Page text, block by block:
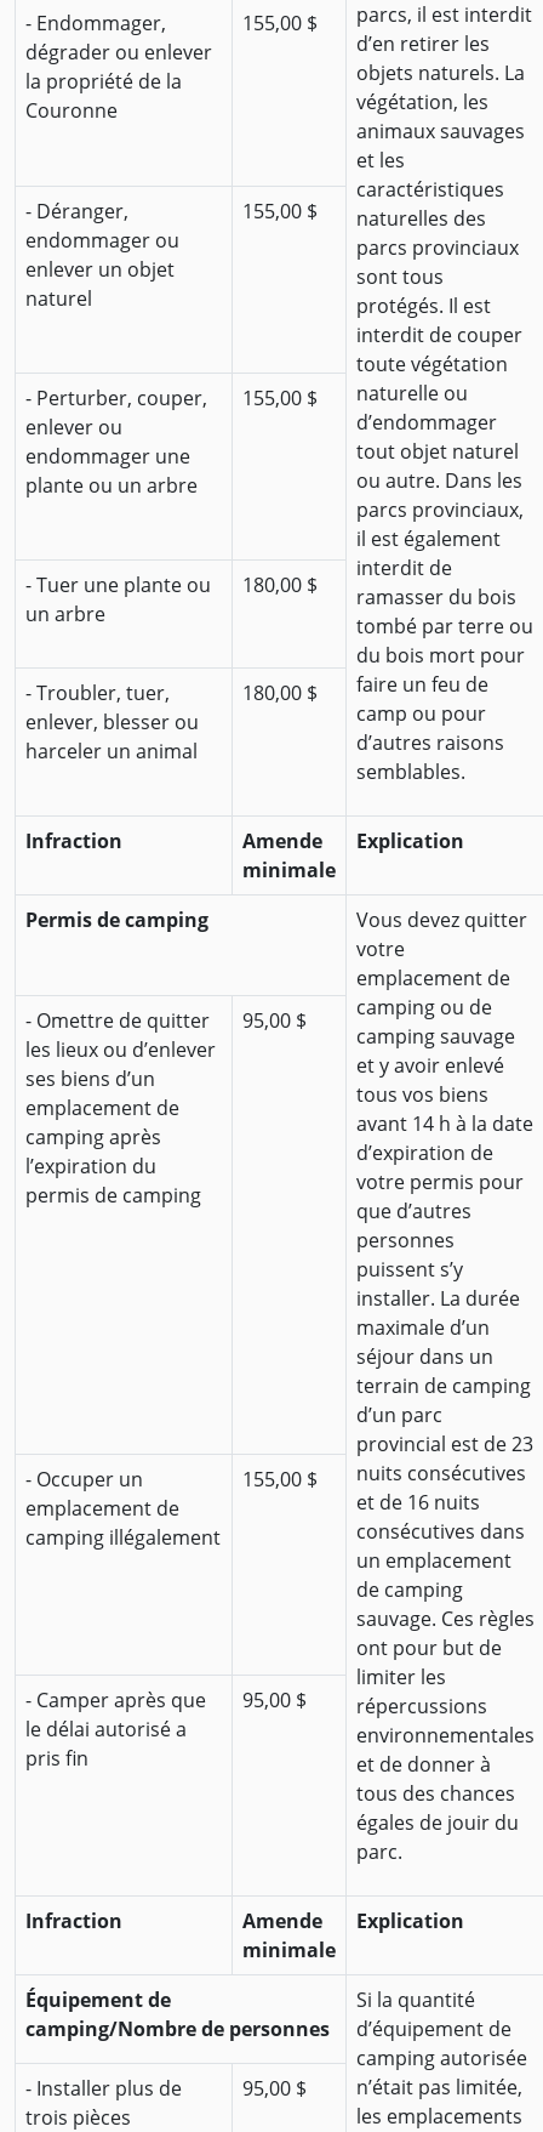
parcs, il est interdit
d’en retirer les
objets naturels. La
végétation, les
animaux sauvages
et les
caractéristiques
naturelles des
parcs provinciaux
sont tous
protégés. Il est
interdit de couper
toute végétation
naturelle ou
d’endommager
tout objet naturel
ou autre. Dans les
parcs provinciaux,
il est également
interdit de
ramasser du bois
tombé par terre ou
du bois mort pour
faire un feu de
camp ou pour
d’autres raisons
semblables.
- Endommager,
dégrader ou enlever
la propriété de la
Couronne
155,00 $
- Déranger,
endommager ou
enlever un objet
naturel
155,00 $
- Perturber, couper,
enlever ou
endommager une
plante ou un arbre
155,00 $
- Tuer une plante ou
un arbre
180,00 $
- Troubler, tuer,
enlever, blesser ou
harceler un animal
180,00 $
Infraction
Amende
minimale
Explication
Permis de camping
Vous devez quitter
votre
emplacement de
camping ou de
camping sauvage
et y avoir enlevé
tous vos biens
avant 14 h à la date
d’expiration de
votre permis pour
que d’autres
personnes
puissent s’y
installer. La durée
maximale d’un
séjour dans un
terrain de camping
d’un parc
provincial est de 23
nuits consécutives
et de 16 nuits
consécutives dans
un emplacement
de camping
sauvage. Ces règles
ont pour but de
limiter les
répercussions
environnementales
et de donner à
tous des chances
égales de jouir du
parc.
- Omettre de quitter
les lieux ou d’enlever
ses biens d’un
emplacement de
camping après
l’expiration du
permis de camping
95,00 $
- Occuper un
emplacement de
camping illégalement
155,00 $
- Camper après que
le délai autorisé a
pris fin
95,00 $
Infraction
Amende
minimale
Explication
Équipement de
camping/Nombre de personnes
Si la quantité
d’équipement de
camping autorisée
n’était pas limitée,
les emplacements
- Installer plus de
trois pièces
95,00 $